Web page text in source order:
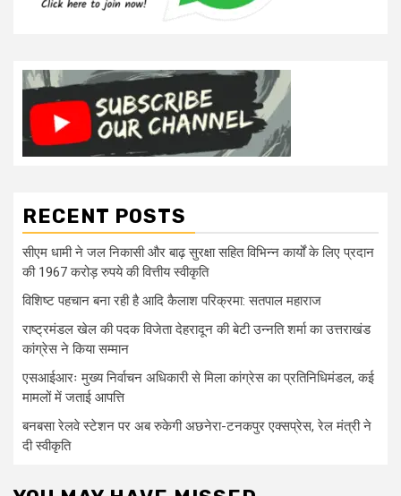
RECENT POSTS
सीएम धामी ने जल निकासी और बाढ़ सुरक्षा सहित विभिन्न कार्यों के लिए प्रदान
की 1967 करोड़ रुपये की वित्तीय स्वीकृति
विशिष्ट पहचान बना रही है आदि कैलाश परिक्रमा: सतपाल महाराज
राष्ट्रमंडल खेल की पदक विजेता देहरादून की बेटी उन्नति शर्मा का उत्तराखंड
कांग्रेस ने किया सम्मान
एसआईआरः मुख्य निर्वाचन अधिकारी से मिला कांग्रेस का प्रतिनिधिमंडल, कई
मामलों में जताई आपत्ति
बनबसा रेलवे स्टेशन पर अब रुकेगी अछनेरा-टनकपुर एक्सप्रेस, रेल मंत्री ने
दी स्वीकृति